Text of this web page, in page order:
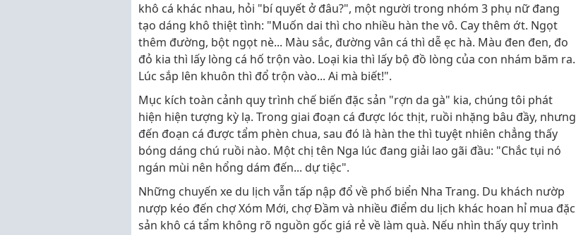
khô cá khác nhau, hỏi "bí quyết ở đâu?", một người trong nhóm 3 phụ nữ đang
tạo dáng khô thiệt tình: "Muốn dai thì cho nhiều hàn the vô. Cay thêm ớt. Ngọt
thêm đường, bột ngọt nè... Màu sắc, đường vân cá thì dễ ẹc hà. Màu đen đen, đo
đỏ kia thì lấy lòng cá hố trộn vào. Loại kia thì lấy bộ đồ lòng của con nhám băm ra.
Lúc sắp lên khuôn thì đổ trộn vào... Ai mà biết!".
Mục kích toàn cảnh quy trình chế biến đặc sản "rợn da gà" kia, chúng tôi phát
hiện hiện tượng kỳ lạ. Trong giai đoạn cá được lóc thịt, ruồi nhặng bâu đầy, nhưng
đến đoạn cá được tẩm phèn chua, sau đó là hàn the thì tuyệt nhiên chẳng thấy
bóng dáng chú ruồi nào. Một chị tên Nga lúc đang giải lao gãi đầu: "Chắc tụi nó
ngán mùi nên hổng dám đến... dự tiệc".
Những chuyến xe du lịch vẫn tấp nập đổ về phố biển Nha Trang. Du khách nườp
nượp kéo đến chợ Xóm Mới, chợ Đầm và nhiều điểm du lịch khác hoan hỉ mua đặc
sản khô cá tẩm không rõ nguồn gốc giá rẻ về làm quà. Nếu nhìn thấy quy trình